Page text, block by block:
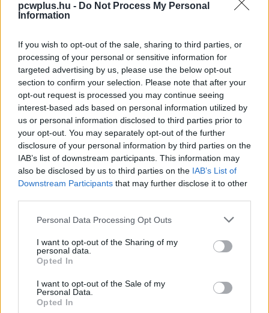
pcwplus.hu - Do Not Process My Personal
Information
If you wish to opt-out of the sale, sharing to third parties, or
processing of your personal or sensitive information for
targeted advertising by us, please use the below opt-out
section to confirm your selection. Please note that after your
opt-out request is processed you may continue seeing
interest-based ads based on personal information utilized by
us or personal information disclosed to third parties prior to
your opt-out. You may separately opt-out of the further
disclosure of your personal information by third parties on the
IAB’s list of downstream participants. This information may
also be disclosed by us to third parties on the IAB’s List of
Downstream Participants that may further disclose it to other
Please note that this website/app uses one or more Google
not limited to your visit or usage behaviour. You may click to
grant or deny consent to Google and its third-party tags to
use your data for below specified purposes in below Google
consent section.
Personal Data Processing Opt Outs
I want to opt-out of the Sharing of my
personal data.
Opted In
I want to opt-out of the Sale of my
Personal Data.
Opted In
Magyar Rendőrség
PCW.lite| 2020.12.12 17:14
Így digitalizáld a régi fotóidat
Szoftver| 2016.11.17 07:00
Photo Station – bárhonnan
elérhető fotósközpont
Synology Blog| 2016.05.18 11:20
Beszélget és fényképekhez pózol
a robotnő
Fotós tippek utazáshoz - első
Nem instagramozhatnak az